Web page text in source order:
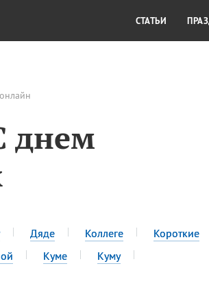
днем
Дяде Коллеге
Короткие
Куме
Куму
СТАТЬИ